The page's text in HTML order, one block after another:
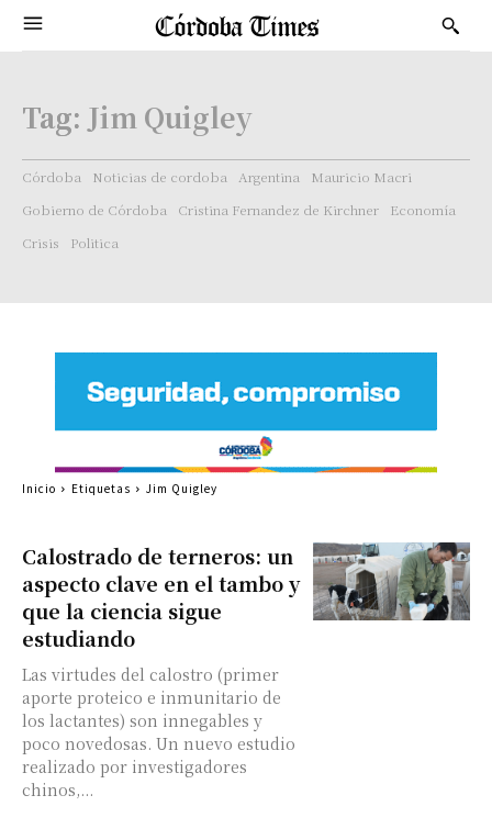
Tag: Jim Quigley
Córdoba Noticias de cordoba Argentina
Mauricio Macri
Gobierno de Córdoba
Cristina Fernandez de Kirchner
Economía
Crisis
Politica
Calostrado de terneros: un
aspecto clave en el tambo y
que la ciencia sigue
estudiando
Las virtudes del calostro (primer
aporte proteico e inmunitario de
los lactantes) son innegables y
poco novedosas. Un nuevo estudio
realizado por investigadores
chinos,...
Inicio Etiquetas Jim Quigley